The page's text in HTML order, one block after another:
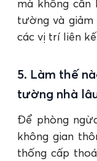
mà không
tường và
các vị trí liên
5. Làm thế
tường nhà
Để phòng
không gian
thống cấp